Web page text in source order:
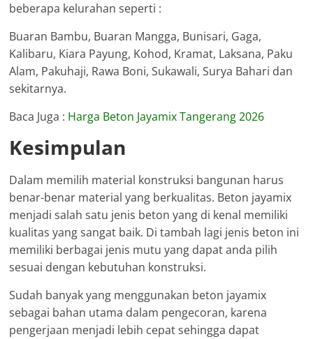
beberapa kelurahan seperti :
Buaran Bambu, Buaran Mangga, Bunisari, Gaga,
Kalibaru, Kiara Payung, Kohod, Kramat, Laksana, Paku
Alam, Pakuhaji, Rawa Boni, Sukawali, Surya Bahari dan
sekitarnya.
Baca Juga : Harga Beton Jayamix Tangerang 2026
Kesimpulan
Dalam memilih material konstruksi bangunan harus
benar-benar material yang berkualitas. Beton jayamix
menjadi salah satu jenis beton yang di kenal memiliki
kualitas yang sangat baik. Di tambah lagi jenis beton ini
memiliki berbagai jenis mutu yang dapat anda pilih
sesuai dengan kebutuhan konstruksi.
Sudah banyak yang menggunakan beton jayamix
sebagai bahan utama dalam pengecoran, karena
pengerjaan menjadi lebih cepat sehingga dapat